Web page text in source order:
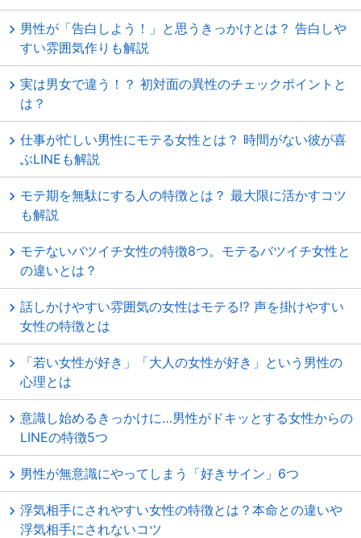
男性が「告白しよう！」と思うきっかけとは？ 告白しや
すい雰囲気作りも解説
実は男女で違う！？ 初対面の異性のチェックポイントと
は？
仕事が忙しい男性にモテる女性とは？ 時間がない彼が喜
ぶLINEも解説
モテ期を無駄にする人の特徴とは？ 最大限に活かすコツ
も解説
モテないバツイチ女性の特徴8つ。モテるバツイチ女性と
の違いとは？
話しかけやすい雰囲気の女性はモテる⁉ 声を掛けやすい
女性の特徴とは
「若い女性が好き」「大人の女性が好き」という男性の
心理とは
意識し始めるきっかけに…男性がドキッとする女性からの
LINEの特徴5つ
男性が無意識にやってしまう「好きサイン」6つ
浮気相手にされやすい女性の特徴とは？本命との違いや
浮気相手にされないコツ